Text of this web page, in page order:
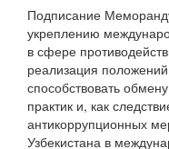
Подписание
укреплению
в сфере
реализация
способствовать
практик и, как
антикоррупционных
Узбекистана в